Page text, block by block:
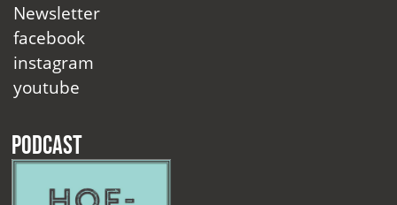
Newsletter
facebook
instagram
youtube
Podcast